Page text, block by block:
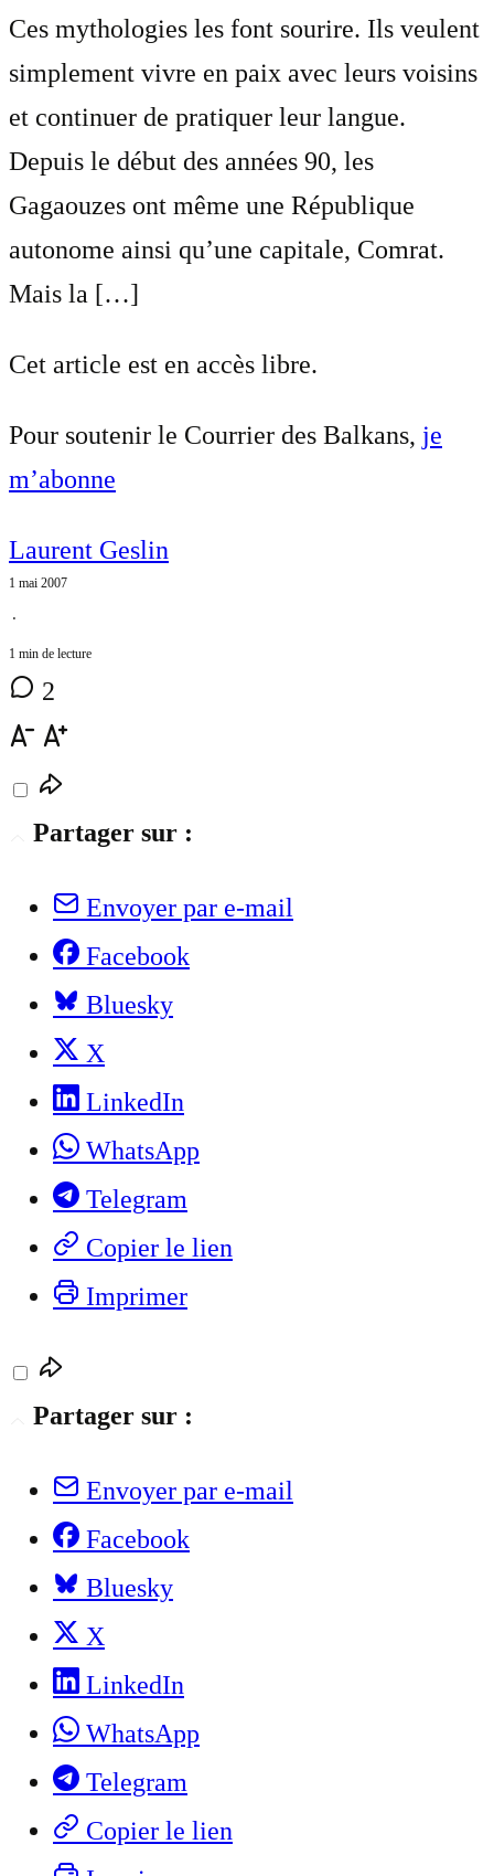
Ces mythologies les font sourire. Ils veulent
simplement vivre en paix avec leurs voisins
et continuer de pratiquer leur langue.
Depuis le début des années 90, les
Gagaouzes ont même une République
autonome ainsi qu’une capitale, Comrat.
Mais la […]
Cet article est en accès libre.
Pour soutenir le Courrier des Balkans, je
m’abonne
Laurent Geslin
1 mai 2007
⋅
1 min de lecture
2
Partager sur :
Envoyer par e-mail
Facebook
Bluesky
X
LinkedIn
WhatsApp
Telegram
Copier le lien
Imprimer
Partager sur :
Envoyer par e-mail
Facebook
Bluesky
X
LinkedIn
WhatsApp
Telegram
Copier le lien